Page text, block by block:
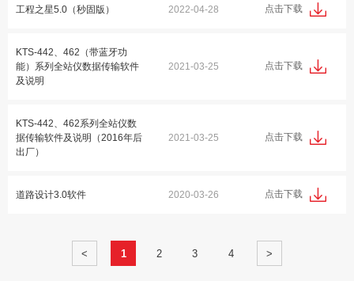
工程之星5.0（秒固版） 2022-04-28 点击下载
KTS-442、462（带蓝牙功
能）系列全站仪数据传输软件
及说明
2021-03-25 点击下载
KTS-442、462系列全站仪数
据传输软件及说明（2016年后
出厂）
2021-03-25 点击下载
道路设计3.0软件 2020-03-26 点击下载
< 1 2 3 4 >